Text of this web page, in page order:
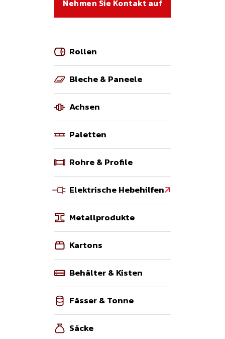
Nehmen Sie Kontakt auf
Rollen
Bleche & Paneele
Achsen
Paletten
Rohre & Profile
Elektrische Hebehilfen
Metallprodukte
Kartons
Behälter & Kisten
Fässer & Tonne
Säcke